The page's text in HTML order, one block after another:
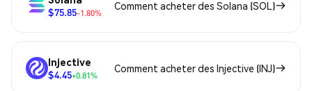
$75.85-1.80%
Comment acheter des Solana (SOL)
Injective
$4.45+0.81%
Comment acheter des Injective (INJ)